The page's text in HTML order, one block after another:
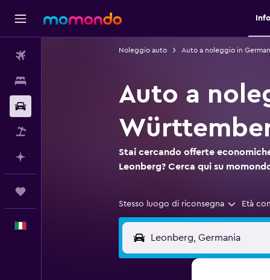
Noleggio auto Auto a noleggio in
Auto a
Stai cercando offerte
Leonberg? Cerca qui su
Stesso luogo di riconsegna Età